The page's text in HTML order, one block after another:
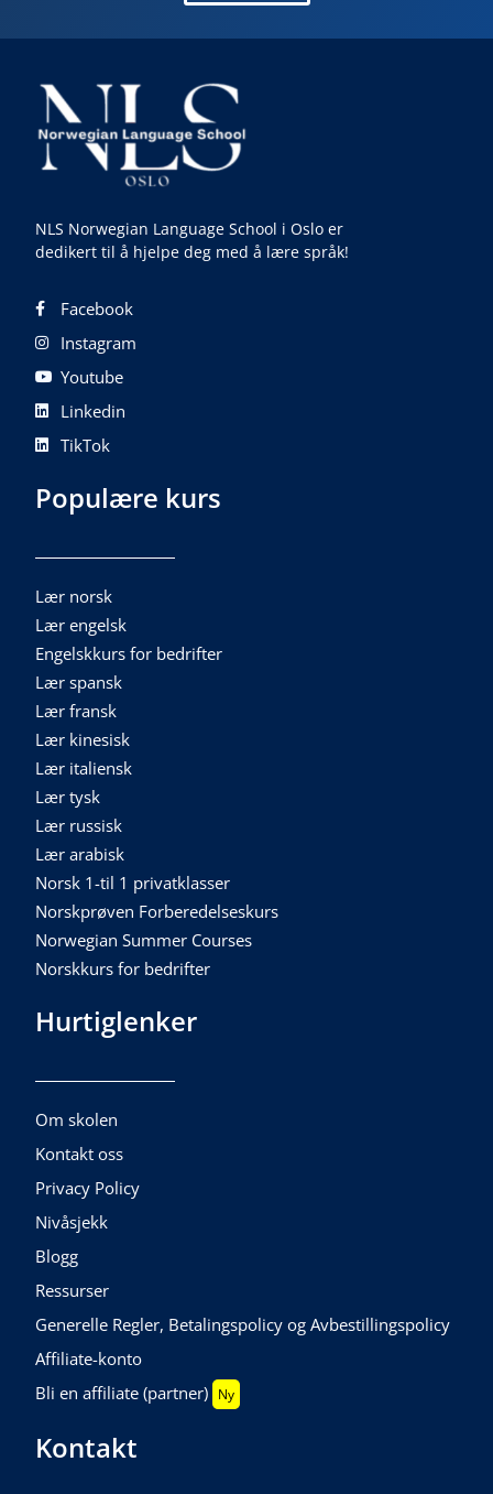
NLS Norwegian Language School i Oslo er
dedikert til å hjelpe deg med å lære språk!
Facebook
Instagram
Youtube
Linkedin
TikTok
Populære kurs
Lær norsk
Lær engelsk
Engelskkurs for bedrifter
Lær spansk
Lær fransk
Lær kinesisk
Lær italiensk
Lær tysk
Lær russisk
Lær arabisk
Norsk 1-til 1 privatklasser
Norskprøven Forberedelseskurs
Norwegian Summer Courses
Norskkurs for bedrifter
Hurtiglenker
Om skolen
Kontakt oss
Privacy Policy
Nivåsjekk
Blogg
Ressurser
Generelle Regler, Betalingspolicy og Avbestillingspolicy
Affiliate-konto
Bli en affiliate (partner) Ny
Kontakt